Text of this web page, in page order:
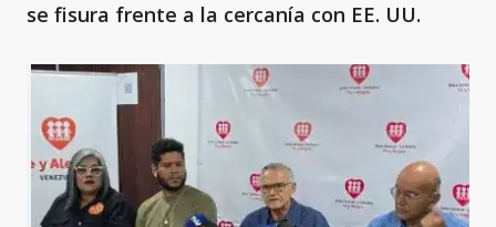
se fisura frente a la cercanía con EE. UU.